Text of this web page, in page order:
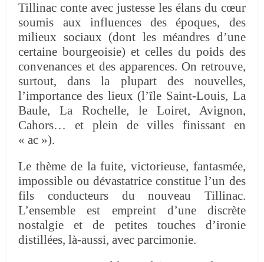
Tillinac conte avec justesse les élans du cœur
soumis aux influences des époques, des
milieux sociaux (dont les méandres d’une
certaine bourgeoisie) et celles du poids des
convenances et des apparences. On retrouve,
surtout, dans la plupart des nouvelles,
l’importance des lieux (l’île Saint-Louis, La
Baule, La Rochelle, le Loiret, Avignon,
Cahors… et plein de villes finissant en
« ac »).
Le thème de la fuite, victorieuse, fantasmée,
impossible ou dévastatrice constitue l’un des
fils conducteurs du nouveau Tillinac.
L’ensemble est empreint d’une discrète
nostalgie et de petites touches d’ironie
distillées, là-aussi, avec parcimonie.